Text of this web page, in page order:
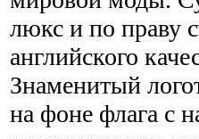
люкс и по праву
английского
Знаменитый
на фоне флага с